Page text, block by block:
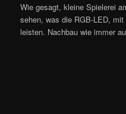
Wie gesagt, kleine Spielerei
sehen, was die RGB-LED,
leisten. Nachbau wie immer